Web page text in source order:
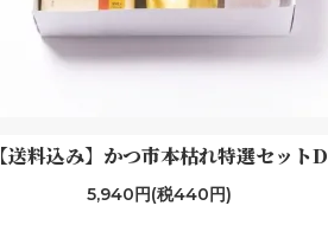
【送料込み】かつ市本枯れ特選セットD
5,940円(税440円)